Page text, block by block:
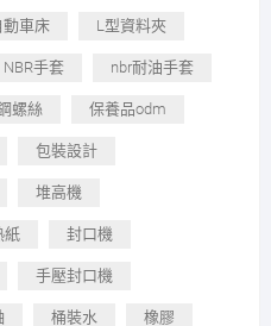
動車床 L型資料夾
NBR手套 nbr耐油手套
螺絲 保養品odm
包裝設計
堆高機
紙 封口機
手壓封口機
桶裝水 橡膠